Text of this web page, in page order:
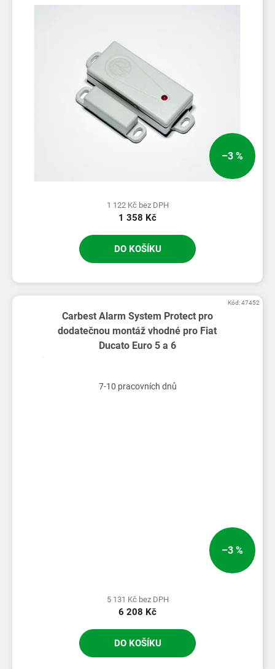
–3 %
1 122 Kč bez DPH
1 358 Kč
DO KOŠÍKU
Carbest Alarm System Protect pro
dodatečnou montáž vhodné pro Fiat
Ducato Euro 5 a 6
7-10 pracovních dnů
–3 %
5 131 Kč bez DPH
6 208 Kč
DO KOŠÍKU
Kód:47452